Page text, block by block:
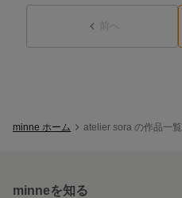
前へ
minne ホーム atelier sora の作品一覧
minneを知る